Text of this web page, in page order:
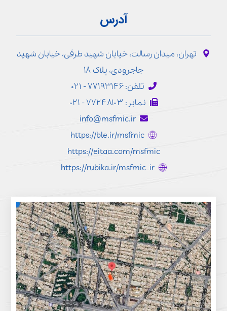
آدرس
تهران، میدان رسالت، خیابان شهید طرقی، خیابان شهید
جاجرودی، پلاک ۱۸
تلفن: ۷۷۱۹۳۱۴۶ - ۰۲۱
نمابر: ۷۷۲۴۸۱۰۳ - ۰۲۱
info@msfmic.ir
https://ble.ir/msfmic
https://eitaa.com/msfmic
https://rubika.ir/msfmic_ir